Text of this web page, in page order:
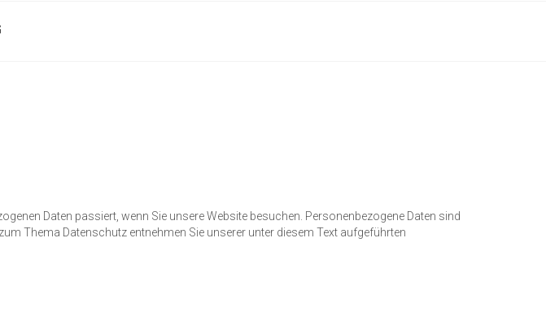
Daten passiert, wenn Sie unsere Website besuchen. Personenbezogene Daten sind
Thema Datenschutz entnehmen Sie unserer unter diesem Text aufgeführten